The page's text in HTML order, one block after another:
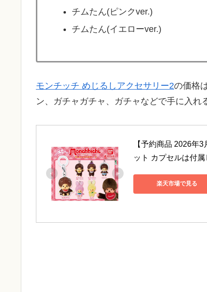
チムたん(ピンクver.)
チムたん(イエローver.)
モンチッチ めじるしアクセサリー2の価格
ン、ガチャガチャ、ガチャなどで手に入れ
【予約商品 2026年
ット カプセルは付
楽天市場で見る